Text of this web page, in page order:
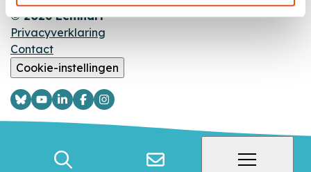
© 2026 Eemhart
Privacyverklaring
Contact
Cookie-instellingen
Logo
Bsky
Logo
YouTube
Logo
LinkedIn
Logo
Facebook
Logo
Instagram